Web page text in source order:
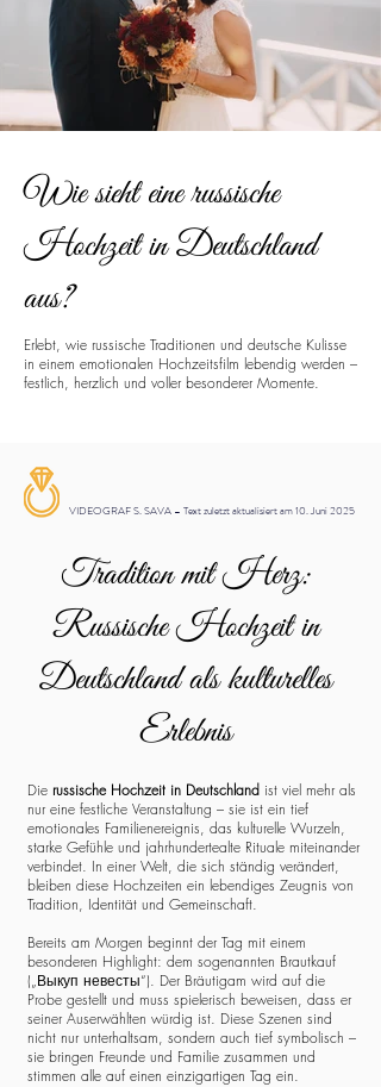
Wie sieht eine russische
Hochzeit in Deutschland
aus?
Erlebt, wie russische Traditionen und deutsche Kulisse
in einem emotionalen Hochzeitsfilm lebendig werden –
festlich, herzlich und voller besonderer Momente.
VIDEOGRAF S. SAVA – Text zuletzt aktualisiert am 10. Juni 2025
Tradition mit Herz:
Russische Hochzeit in
Deutschland als kulturelles
Erlebnis
Die russische Hochzeit in Deutschland ist viel mehr als
nur eine festliche Veranstaltung – sie ist ein tief
emotionales Familienereignis, das kulturelle Wurzeln,
starke Gefühle und jahrhundertealte Rituale miteinander
verbindet. In einer Welt, die sich ständig verändert,
bleiben diese Hochzeiten ein lebendiges Zeugnis von
Tradition, Identität und Gemeinschaft.
Bereits am Morgen beginnt der Tag mit einem
besonderen Highlight: dem sogenannten Brautkauf
(„Выкуп невесты“). Der Bräutigam wird auf die
Probe gestellt und muss spielerisch beweisen, dass er
seiner Auserwählten würdig ist. Diese Szenen sind
nicht nur unterhaltsam, sondern auch tief symbolisch –
sie bringen Freunde und Familie zusammen und
stimmen alle auf einen einzigartigen Tag ein.